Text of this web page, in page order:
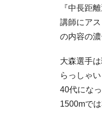
『中長距
講師にア
の内容の
大森選手
らっしゃい
40代にな
1500mで